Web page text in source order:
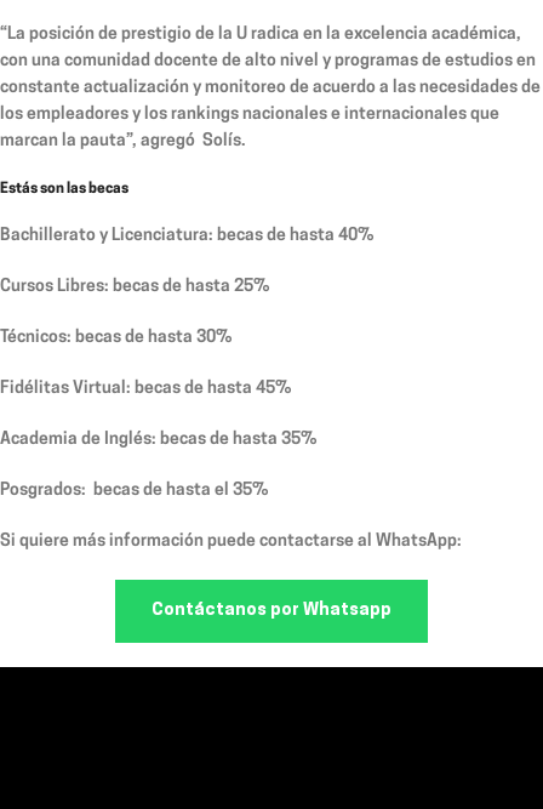
“La posición de prestigio de la U radica en la excelencia académica,
con una comunidad docente de alto nivel y programas de estudios en
constante actualización y monitoreo de acuerdo a las necesidades de
los empleadores y los rankings nacionales e internacionales que
marcan la pauta”, agregó Solís.
Estás son las becas
Bachillerato y Licenciatura: becas de hasta 40%
Cursos Libres: becas de hasta 25%
Técnicos: becas de hasta 30%
Fidélitas Virtual: becas de hasta 45%
Academia de Inglés: becas de hasta 35%
Posgrados: becas de hasta el 35%
Si quiere más información puede contactarse al WhatsApp:
Contáctanos por Whatsapp